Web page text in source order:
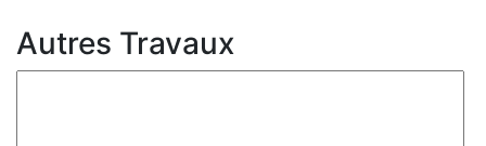
Autres Travaux